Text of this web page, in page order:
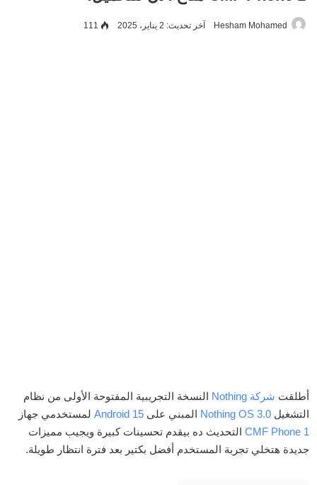
Hesham Mohamed آخر تحديث: 2 يناير، 2025 111
أطلقت شركة Nothing
النسخة التجريبية المفتوحة الأولى من نظام
التشغيل Nothing OS 3.0 المبني على Android 15 لمستخدمي جهاز
CMF Phone 1 التحديث ده بيقدم تحسينات كبيرة ويجيب مميزات
جديدة هتخلي تجربة المستخدم أفضل بكتير بعد فترة انتظار طويلة.